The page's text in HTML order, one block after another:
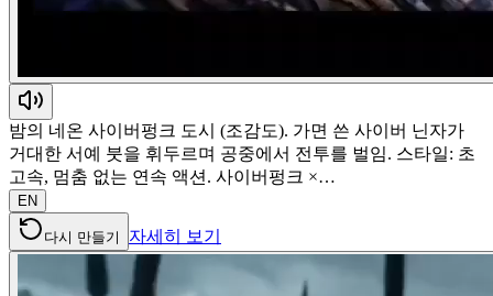
밤의 네온 사이버펑크 도시 (조감도). 가면 쓴 사이버 닌자가
거대한 서예 붓을 휘두르며 공중에서 전투를 벌임. 스타일: 초
고속, 멈춤 없는 연속 액션. 사이버펑크 ×…
EN
다시 만들기 자세히 보기